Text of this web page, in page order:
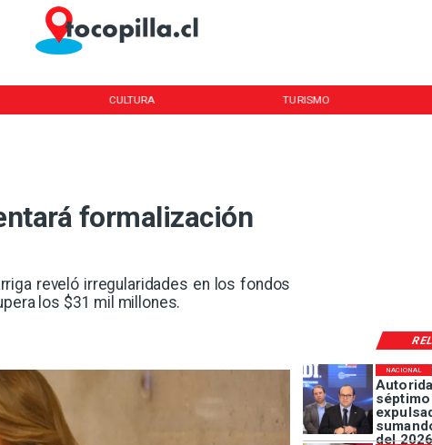
CULTURA TURISMO
formalización
reveló irregularidades en los fondos
los $31 mil millones.
del
NACIONAL